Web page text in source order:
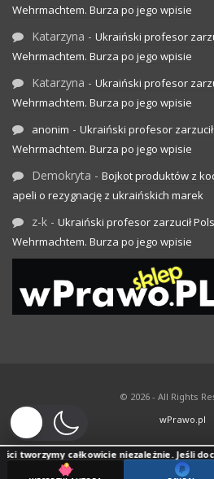
Wehrmachtem. Burza po jego wpisie
Katarzyna - Ukraiński profesor
Wehrmachtem. Burza po jego wpisie
Katarzyna - Ukraiński profesor
Wehrmachtem. Burza po jego wpisie
anonim - Ukraiński profesor
Wehrmachtem. Burza po jego wpisie
Demokryta - Bojkot produktów z
apeli o rezygnację z ukraińskich marek
z-k - Ukraiński profesor zarzucił
Wehrmachtem. Burza po jego wpisie
© 2026 - All Rights
wPrawo.pl
całkowicie niezależnie. Jeśli doceniasz